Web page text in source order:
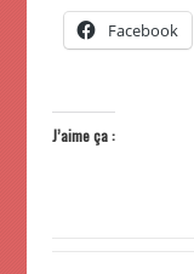
Facebook
J’aime ça :